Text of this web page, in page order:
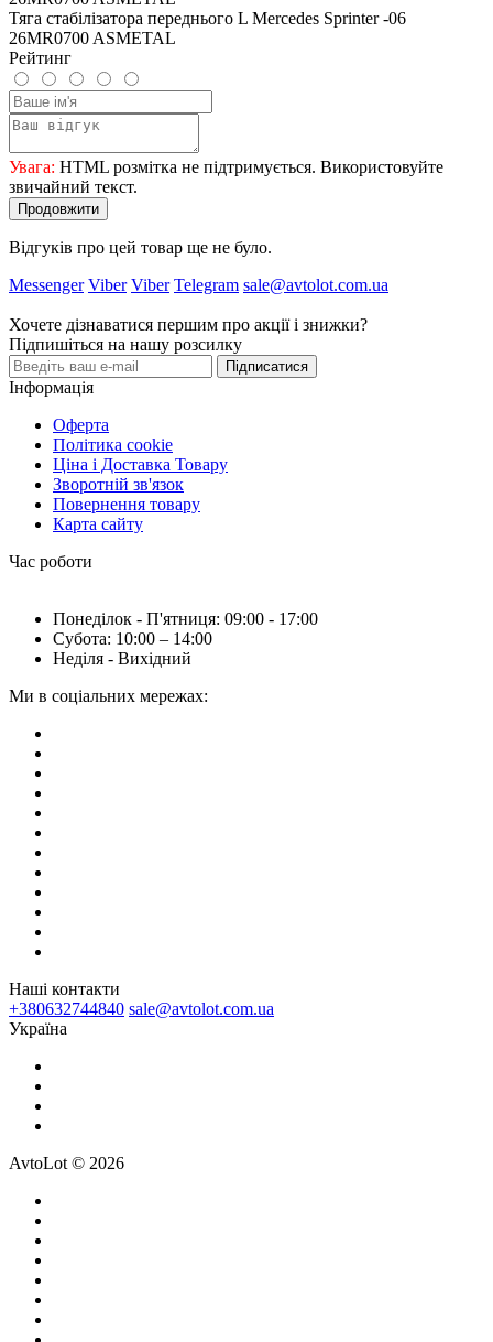
Тяга стабілізатора переднього L Mercedes Sprinter -06
26MR0700 ASMETAL
Рейтинг
Увага: HTML розмітка не підтримується. Використовуйте
звичайний текст.
Продовжити
Відгуків про цей товар ще не було.
Messenger Viber Viber Telegram sale@avtolot.com.ua
Хочете дізнаватися першим про акції і знижки?
Підпишіться на нашу розсилку
Підписатися
Інформація
Оферта
Політика cookie
Ціна і Доставка Товару
Зворотній зв'язок
Повернення товару
Карта сайту
Час роботи
Понеділок - П'ятниця: 09:00 - 17:00
Субота: 10:00 – 14:00
Неділя - Вихідний
Ми в соціальних мережах:
Наші контакти
+380632744840 sale@avtolot.com.ua
Українa
AvtoLot © 2026